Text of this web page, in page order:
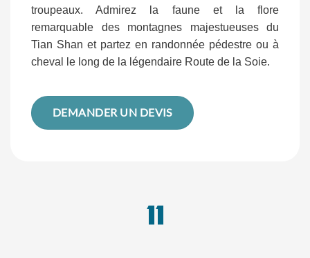
troupeaux. Admirez la faune et la flore
remarquable des montagnes majestueuses du
Tian Shan et partez en randonnée pédestre ou à
cheval le long de la légendaire Route de la Soie.
DEMANDER UN DEVIS
11